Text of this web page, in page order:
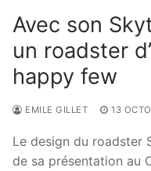
Avec son
un roadster
happy few
EMILE GILLET 13
Le design du roadster
de sa présentation au